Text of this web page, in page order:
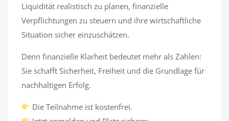
Liquidität realistisch zu planen, finanzielle
Verpflichtungen zu steuern und ihre wirtschaftliche
Situation sicher einzuschätzen.
Denn finanzielle Klarheit bedeutet mehr als Zahlen:
Sie schafft Sicherheit, Freiheit und die Grundlage für
nachhaltigen Erfolg.
Die Teilnahme ist kostenfrei.